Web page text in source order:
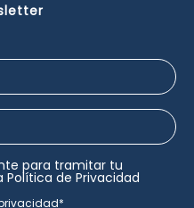
para tramitar tu
Política de Privacidad
*